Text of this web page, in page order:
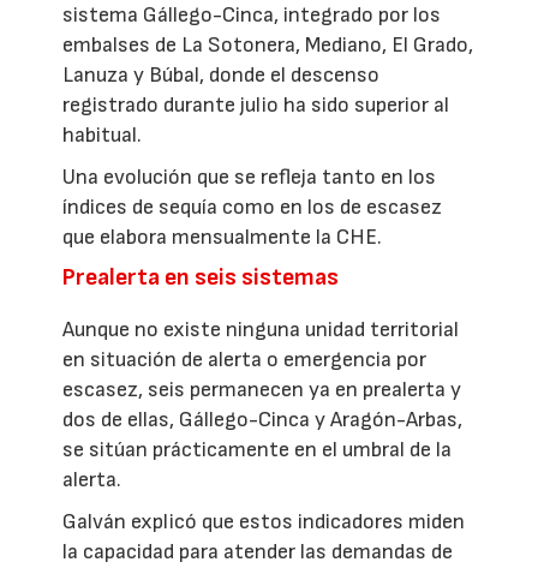
sistema Gállego-Cinca, integrado por los
embalses de La Sotonera, Mediano, El Grado,
Lanuza y Búbal, donde el descenso
registrado durante julio ha sido superior al
habitual.
Una evolución que se refleja tanto en los
índices de sequía como en los de escasez
que elabora mensualmente la CHE.
Prealerta en seis sistemas
Aunque no existe ninguna unidad territorial
en situación de alerta o emergencia por
escasez, seis permanecen ya en prealerta y
dos de ellas, Gállego-Cinca y Aragón-Arbas,
se sitúan prácticamente en el umbral de la
alerta.
Galván explicó que estos indicadores miden
la capacidad para atender las demandas de